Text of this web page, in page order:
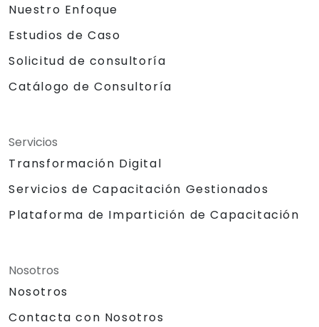
Nuestro Enfoque
Estudios de Caso
Solicitud de consultoría
Catálogo de Consultoría
Servicios
Transformación Digital
Servicios de Capacitación Gestionados
Plataforma de Impartición de Capacitación
Nosotros
Nosotros
Contacta con Nosotros